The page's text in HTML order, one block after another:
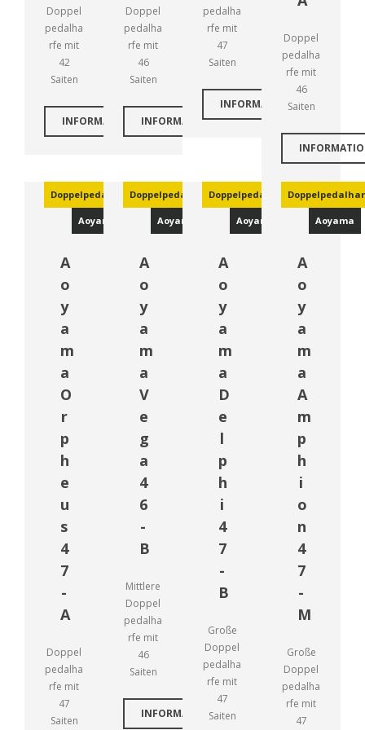
Doppel
pedalha
rfe mit
42
Saiten
INFORMATIONEN
Doppel
pedalha
rfe mit
46
Saiten
INFORMATIONEN
pedalha
rfe mit
47
Saiten
INFORMATIONEN
Doppel
pedalha
rfe mit
46
Saiten
Doppelpedalharfen
Aoyama
A
o
y
a
m
a
O
r
p
h
e
u
s
4
7
-
A
Doppel
pedalha
rfe mit
47
Saiten
Doppelpedalharfen
Aoyama
A
o
y
a
m
a
V
e
g
a
4
6
-
B
Mittlere
Doppel
pedalha
rfe mit
46
Saiten
INFORMATIONEN
Doppelpedalharfen
Aoyama
A
o
y
a
m
a
D
e
l
p
h
i
4
7
-
B
Große
Doppel
pedalha
rfe mit
47
Saiten
Aoyama
A
o
y
a
m
a
A
m
p
h
i
o
n
4
7
-
M
Große
Doppel
pedalha
rfe mit
47